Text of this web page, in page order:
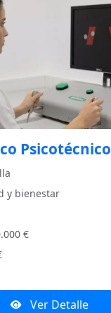
Psicotécnico
y bienestar
€
Ver Detalle